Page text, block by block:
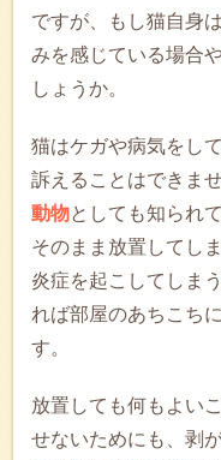
ですが、もし猫自身
みを感じている場合
しょうか。
猫はケガや病気をし
訴えることはできま
動物としても知られ
そのまま放置してし
炎症を起こしてしま
れば部屋のあちこち
す。
放置しても何もよい
せないためにも、剥